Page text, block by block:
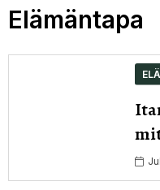
Elämäntapa